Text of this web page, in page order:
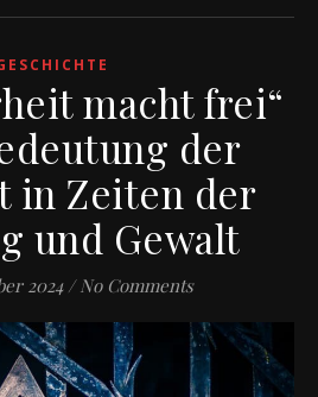
macht frei“
der
in Zeiten der
und Gewalt
2024 / No Comments